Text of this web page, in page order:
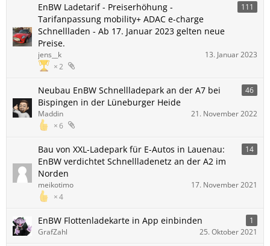
EnBW Ladetarif - Preiserhöhung -
Tarifanpassung mobility+ ADAC e-charge
Schnellladen - Ab 17. Januar 2023 gelten neue
Preise.
111
2
jens__k 13. Januar 2023
Neubau EnBW Schnellladepark an der A7 bei
Bispingen in der Lüneburger Heide
46
6
Maddin 21. November 2022
Bau von XXL-Ladepark für E-Autos in Lauenau:
EnBW verdichtet Schnellladenetz an der A2 im
Norden
14
4
meikotimo 17. November 2021
EnBW Flottenladekarte in App einbinden
1
GrafZahl
25. Oktober 2021